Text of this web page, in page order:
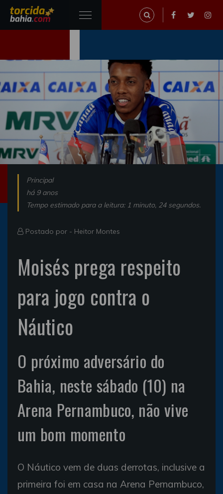
Principal
há 9 anos
Tempo estimado para a leitura: 1 minuto, 24 segundos.
Postado por - Heitor Montes
Moisés prega respeito
para jogo contra o
Náutico
O próximo adversário do
Bahia, neste sábado (10) na
Arena Pernambuco, não vive
um bom momento
O Náutico vem de duas derrotas, inclusive a
primeira foi em casa na Arena Pernambuco,